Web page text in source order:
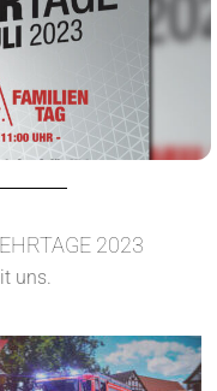
2023
uns.